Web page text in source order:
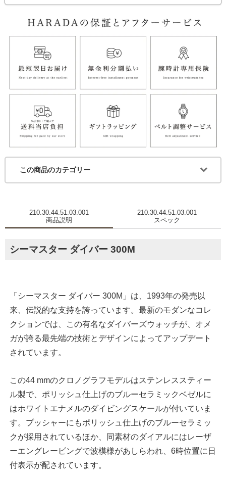
この商品のカテゴリー
210.30.44.51.03.001
商品説明
210.30.44.51.03.001
スペック
シーマスター ダイバー 300M
「シーマスター ダイバー 300M」は、1993年の発売以
来、伝説的な支持を誇っています。最新のモダンなコレ
クションでは、この有名なダイバーズウォッチが、オメ
ガが誇る最先端の技術とデザインによってアップデート
されています。
この44 mmのクロノグラフモデルはステンレススティー
ル製で、ポリッシュ仕上げのブルーセラミックベゼルに
はホワイトエナメルのダイビングスケールが付いていま
す。プッシャーにもポリッシュ仕上げのブルーセラミッ
クが採用されているほか、同素材のダイアルにはレーザ
ーエングレービングで波模様があしらわれ、6時位置に日
付表示が配されています。